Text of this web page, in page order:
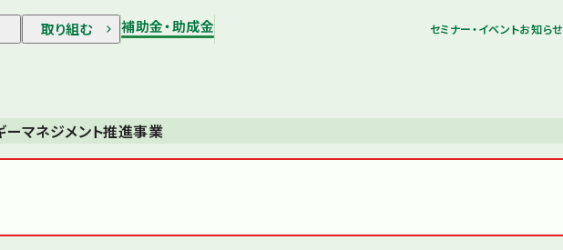
取り組む 補助金・助成金 セミナー・イベントお知らせ
マネジメント推進事業